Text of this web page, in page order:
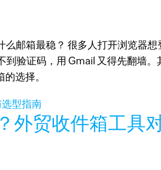
邮箱最稳？ 很多人打开浏览器
到验证码，用 Gmail 又得先翻墙
选择。
外贸收件箱工具